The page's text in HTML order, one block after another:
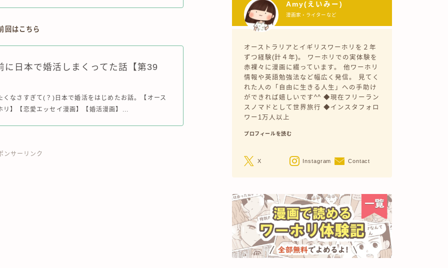
回はこちら
に日本で婚活しまくってた話【第39
くなさすぎて(？)日本で婚活をはじめたお話。【オース
リ】【恋愛エッセイ漫画】【婚活漫画】...
ンサーリンク
Amy(えいみー)
漫画家・ライターなど
オーストラリアとイギリスワーホリを２年
ずつ経験(計４年)。 ワーホリでの実体験を
赤裸々に漫画に綴っています。 他ワーホリ
情報や英語勉強法など幅広く発信。 見てく
れた人の「自由に生きる人生」への手助け
ができれば嬉しいです^^ ◆現在フリーラン
スノマドとして世界旅行 ◆インスタフォロ
ワー1万人以上
プロフィールを読む
X Instagram Contact